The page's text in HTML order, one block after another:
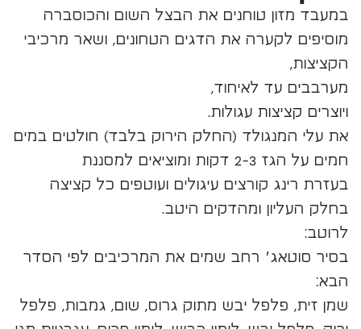
במעבד מזון טוחנים את הבצל השום והכוסברה
מוסיפים לקערה את הדגים הטחונים, ושאר מרכיבי
הקציצות,
מערבבים עד לאיחוד,
ויוצרים קציצות עגולות.
את עלי המנגולד (החלק הירוק בלבד) חולטים במים
חמים על הגז 2-3 דקות ומוציאים למסננת
בעזרת רינג קורצים עיגולים ועוטפים כל קציצה
בחלק העליון ומהדקים היטב.
לרוטב:
בסיר סוטאג׳ רחב שמים את המרכיבים לפי הסדר
הבא:
שמן זית, פלפל יבש מתוק גרוס, שום, גמבות, פלפל